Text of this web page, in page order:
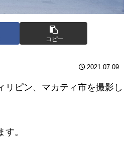
コピー
2021.07.09
リピン、マカティ市を撮影し
。